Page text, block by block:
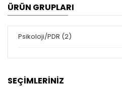
ÜRÜN GRUPLARI
Psikoloji/PDR (2)
SEÇIMLERINIZ